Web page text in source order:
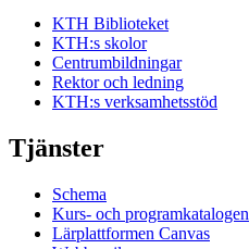
KTH Biblioteket
KTH:s skolor
Centrumbildningar
Rektor och ledning
KTH:s verksamhetsstöd
Tjänster
Schema
Kurs- och programkatalogen
Lärplattformen Canvas